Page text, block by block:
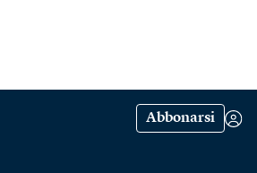
Abbonarsi